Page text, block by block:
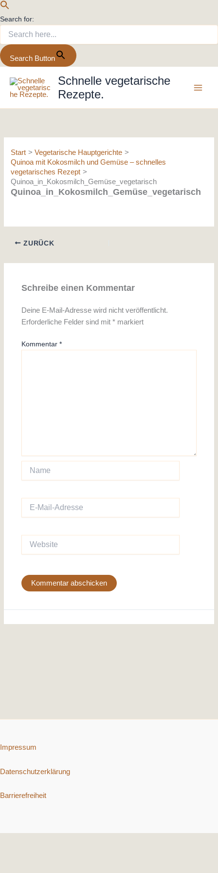
Search for:
Search Button
Inhalt
springen
Schnelle vegetarische
Rezepte.
Start
Vegetarische Hauptgerichte
Quinoa mit Kokosmilch und Gemüse – schnelles
vegetarisches Rezept
Quinoa_in_Kokosmilch_Gemüse_vegetarisch
Quinoa_in_Kokosmilch_Gemüse_vegetarisch
ZURÜCK
Schreibe einen Kommentar
Deine E-Mail-Adresse wird nicht veröffentlicht.
Erforderliche Felder sind mit* markiert
Kommentar*
Name
Mail-
Impressum
Datenschutzerklärung
Barrierefreiheit